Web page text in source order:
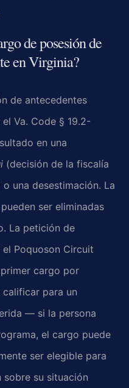
de posesión de
en Virginia?
de antecedentes
Va. Code § 19.2-
en una
(decisión de la fiscalía
una desestimación. La
ser eliminadas
La petición de
Poquoson Circuit
cargo por
calificar para un
— si la persona
el cargo puede
ser elegible para
sobre su situación